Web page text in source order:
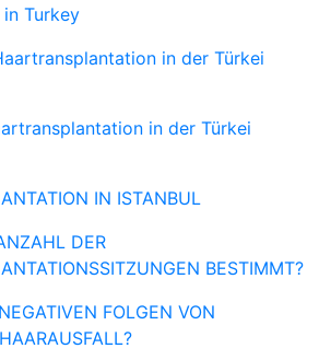
Turkey
in der Türkei
in der Türkei
IN ISTANBUL
DER
BESTIMMT?
FOLGEN VON